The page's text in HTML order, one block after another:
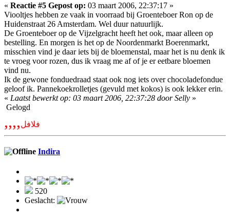
« Reactie #5 Gepost op: 03 maart 2006, 22:37:17 »
Viooltjes hebben ze vaak in voorraad bij Groenteboer Ron op de
Huidenstraat 26 Amsterdam. Wel duur natuurlijk.
De Groenteboer op de Vijzelgracht heeft het ook, maar alleen op
bestelling. En morgen is het op de Noordenmarkt Boerenmarkt,
misschien vind je daar iets bij de bloemenstal, maar het is nu denk ik
te vroeg voor rozen, dus ik vraag me af of je er eetbare bloemen
vind nu.
Ik de gewone fonduedraad staat ook nog iets over chocoladefondue
geloof ik. Pannekoekrolletjes (gevuld met kokos) is ook lekker erin.
« Laatst bewerkt op: 03 maart 2006, 22:37:28 door Selly »
Gelogd
,,,,فلافل
Indira
520
Geslacht: